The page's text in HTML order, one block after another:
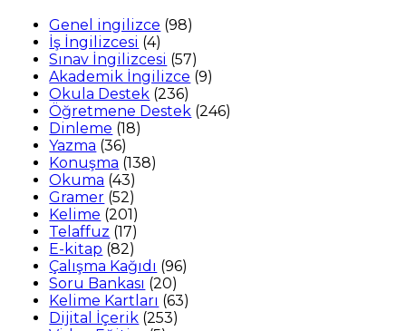
Genel ingilizce 9898
İş İngilizcesi 44
ürün
Sınav İngilizcesi 5757
ürün
Akademik İngilizce 99
Okula Destek 236236
ürün
Öğretmene Destek 246246
Dinleme 1818
Yazma 3636
ürün
Konuşma 138138
Okuma 4343
ürün
Gramer 5252
ürün
Kelime 201 201
ürün
Telaffuz 1717
ürün
E-kitap 8282
ürün
Çalışma Kağıdı 9696
Soru Bankası 2020
ürün
Kelime Kartları 6363
Dijital İçerik 253253